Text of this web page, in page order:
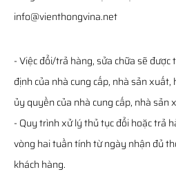
info@vienthongvina.net
- Việc đổi/trả hàng, sửa chữa sẽ
định của nhà cung cấp, nhà sản
ủy quyền của nhà cung cấp, nhà sản
- Quy trình xử lý thủ tục đổi hoặc trả
vòng hai tuần tính từ ngày nhận đủ
khách hàng.